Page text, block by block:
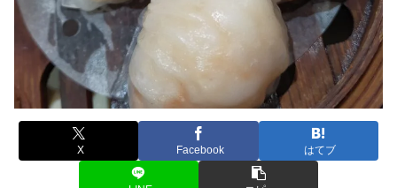
X Facebook はてブ